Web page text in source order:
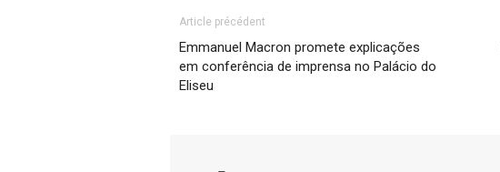
Article précédent
Emmanuel Macron promete explicações
em conferência de imprensa no Palácio do
Eliseu